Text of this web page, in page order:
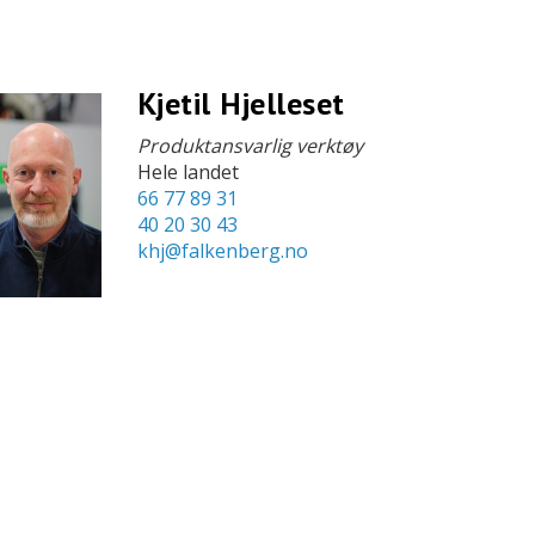
Kjetil Hjelleset
Produktansvarlig verktøy
Hele landet
66 77 89 31
40 20 30 43
khj@falkenberg.no